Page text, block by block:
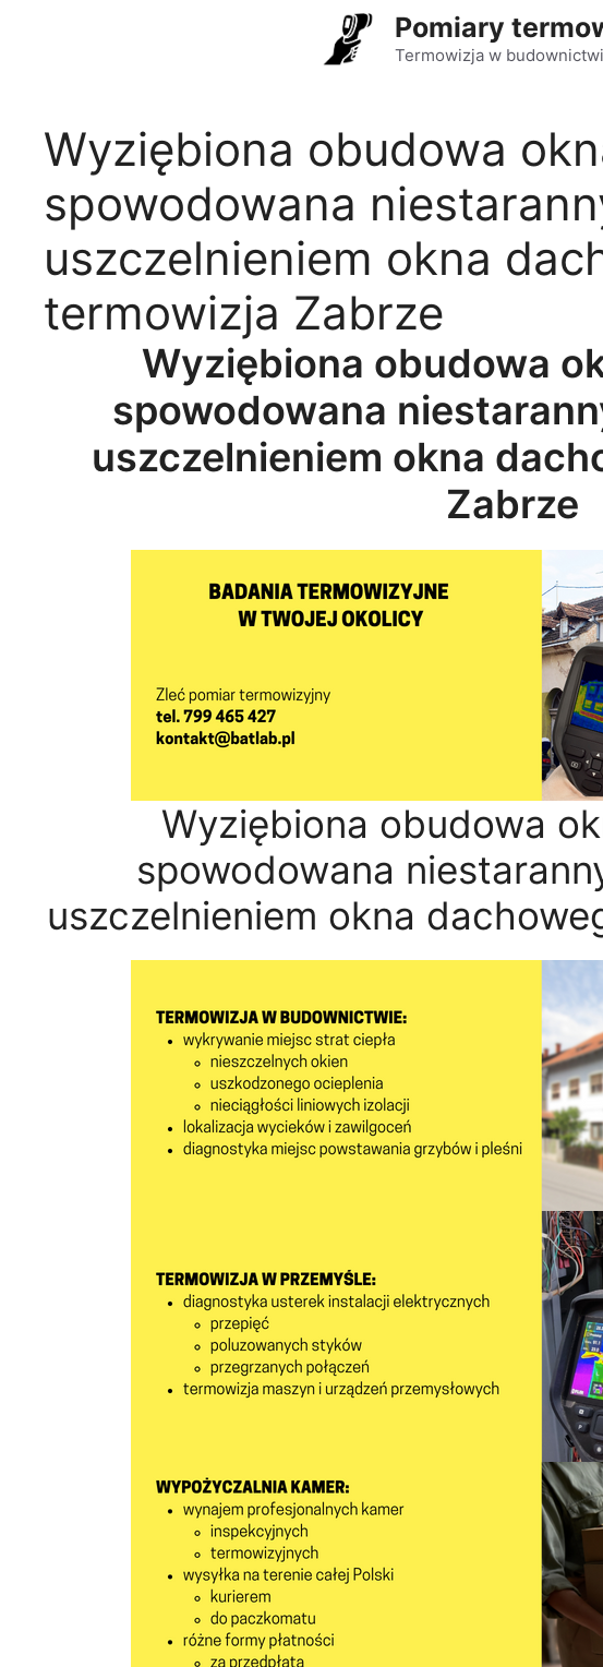
Pomiary
Termowizja w
Wyziębiona obudowa
spowodowana
uszczelnieniem okna
termowizja Zabrze
Wyziębiona obudowa
spowodowana
uszczelnieniem okna
Zabrze
Wyziębiona obudowa
spowodowana
uszczelnieniem okna